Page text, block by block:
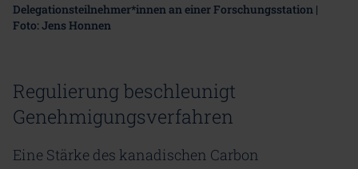
Delegationsteilnehmer*innen an einer Forschungsstation |
Foto: Jens Honnen
Regulierung beschleunigt
Genehmigungsverfahren
Eine Stärke des kanadischen Carbon